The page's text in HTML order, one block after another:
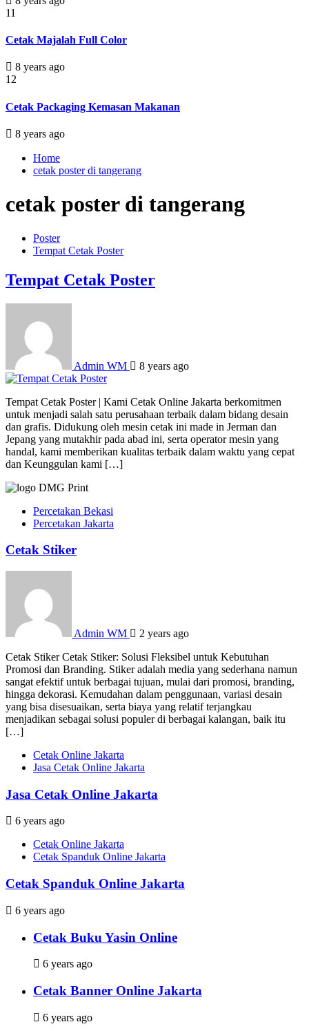
11
Cetak Majalah Full Color
8 years ago
12
Cetak Packaging Kemasan Makanan
8 years ago
Home
cetak poster di tangerang
cetak poster di tangerang
Poster
Tempat Cetak Poster
Tempat Cetak Poster
Admin WM 8 years ago
Tempat Cetak Poster | Kami Cetak Online Jakarta berkomitmen
untuk menjadi salah satu perusahaan terbaik dalam bidang desain
dan grafis. Didukung oleh mesin cetak ini made in Jerman dan
Jepang yang mutakhir pada abad ini, serta operator mesin yang
handal, kami memberikan kualitas terbaik dalam waktu yang cepat
dan Keunggulan kami […]
Percetakan Bekasi
Percetakan Jakarta
Cetak Stiker
Admin WM
2 years ago
Cetak Stiker Cetak Stiker: Solusi Fleksibel untuk Kebutuhan
Promosi dan Branding. Stiker adalah media yang sederhana namun
sangat efektif untuk berbagai tujuan, mulai dari promosi, branding,
hingga dekorasi. Kemudahan dalam penggunaan, variasi desain
yang bisa disesuaikan, serta biaya yang relatif terjangkau
menjadikan sebagai solusi populer di berbagai kalangan, baik itu
[…]
Cetak Online Jakarta
Jasa Cetak Online Jakarta
Jasa Cetak Online Jakarta
6 years ago
Cetak Online Jakarta
Cetak Spanduk Online Jakarta
Cetak Spanduk Online Jakarta
6 years ago
Cetak Buku Yasin Online
6 years ago
Cetak Banner Online Jakarta
6 years ago